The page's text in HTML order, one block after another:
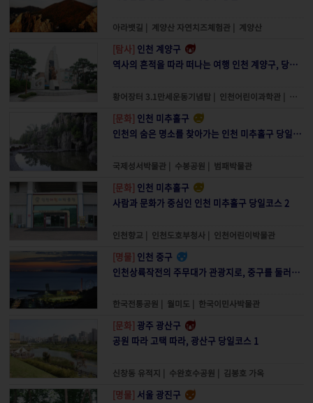
아라뱃길 | 계양산 자연치즈체험관| 계양산
[탐사] 인천 계양구
역사의 흔적을 따라 떠나는 여행 인천 계양구, 당일코스 2
황어장터 3.1만세운동기념탑| 인천어린이과학관| 영신
[문화] 인천 미추홀구
인천의 숨은 명소를 찾아가는 인천 미추홀구 당일코스 1
국제성서박물관| 수봉공원 | 범패박물관
[문화] 인천 미추홀구
사람과 문화가 중심인 인천 미추홀구 당일코스 2
인천향교 | 인천도호부청사| 인천어린이박물관
[명물] 인천 중구
인천상륙작전의 주무대가 관광지로, 중구를 둘러보는 당일코스 2
한국전통공원 | 월미도 | 한국이민사박물관
[문화] 광주 광산구
공원 따라 고택 따라, 광산구 당일코스 1
신창동 유적지 | 수완호수공원 | 김봉호 가옥
[명물] 서울 광진구